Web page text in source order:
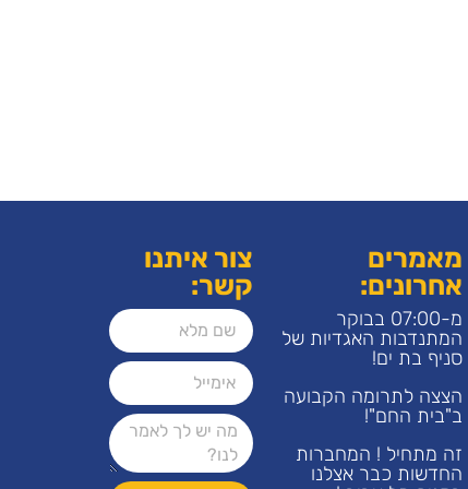
מאמרים
אחרונים:
מ-07:00 בבוקר
המתנדבות האגדיות של
סניף בת ים!
הצצה לתרומה הקבועה
ב"בית החם"!
זה מתחיל ! המחברות
החדשות כבר אצלנו
צור איתנו
קשר: